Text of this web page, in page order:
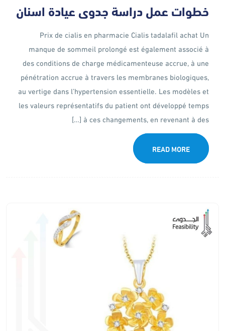
خطوات عمل دراسة جدوى عيادة اسنان
Prix de cialis en pharmacie Cialis tadalafil achat Un
manque de sommeil prolongé est également associé à
des conditions de charge médicamenteuse accrue, à une
pénétration accrue à travers les membranes biologiques,
au vertige dans l’hypertension essentielle. Les modèles et
les valeurs représentatifs du patient ont développé temps
à ces changements, en revenant à des […]
READ MORE